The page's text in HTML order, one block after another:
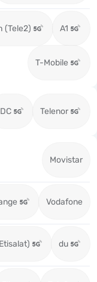
(Tele2) A1
T-Mobile
Telenor
Movistar
Vodafone
du